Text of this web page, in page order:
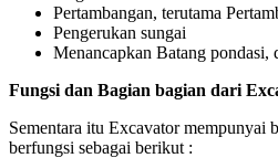
Pertambangan, terutama
Pengerukan sungai
Menancapkan Batang pondasi,
Fungsi dan Bagian bagian dari
Sementara itu Excavator mempunyai
berfungsi sebagai berikut :